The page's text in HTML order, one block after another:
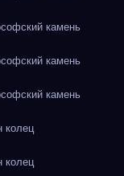
камень
камень
камень
колец
колец